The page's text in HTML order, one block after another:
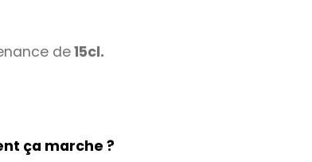
de15cl.
ça marche ?